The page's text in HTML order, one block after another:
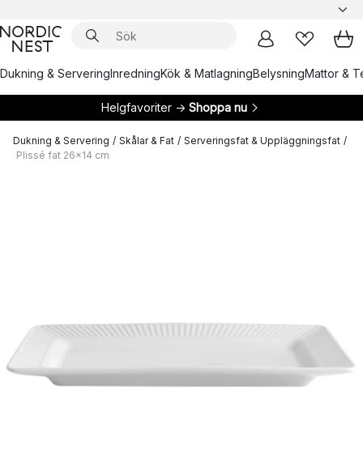
Dukning & ServeringInredningKök & MatlagningBelysningMattor &
Helgfavoriter → Shoppa nu
Dukning & Servering / Skålar & Fat / Serveringsfat & Uppläggningsfat /
Plissé fat 26x14 cm